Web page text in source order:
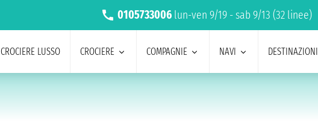
0105733006 lun-ven 9/19 - sab 9/13 (32 linee)
CROCIERE LUSSO CROCIERE COMPAGNIE NAVI DESTINAZIONI